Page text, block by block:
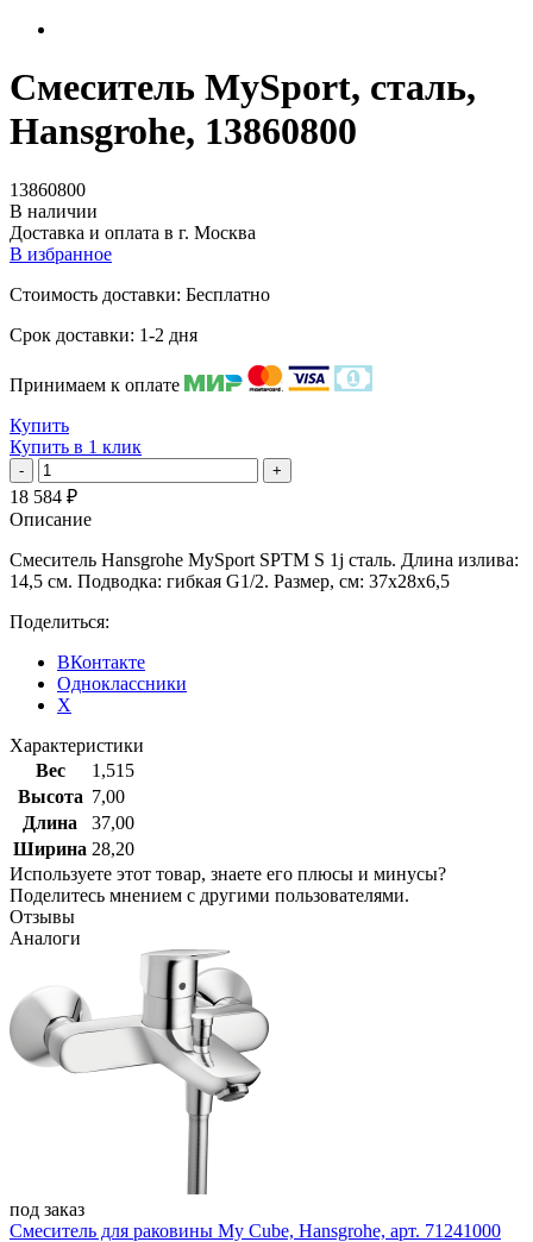
Смеситель MySport, сталь,
Hansgrohe, 13860800
13860800
В наличии
Доставка и оплата в г. Москва
В избранное
Стоимость доставки: Бесплатно
Срок доставки: 1-2 дня
Принимаем к оплате
Купить
Купить в 1 клик
- +
18 584 ₽
Описание
Смеситель Hansgrohe MySport SPTM S 1j сталь. Длина излива:
14,5 см. Подводка: гибкая G1/2. Размер, см: 37х28х6,5
Поделиться:
ВКонтакте
Одноклассники
X
Характеристики
Вес
1,515
Высота 7,00
Длина
37,00
Ширина 28,20
Используете этот товар, знаете его плюсы и минусы?
Поделитесь мнением с другими пользователями.
Отзывы
Аналоги
под заказ
Смеситель для раковины My Cube, Hansgrohe, арт. 71241000